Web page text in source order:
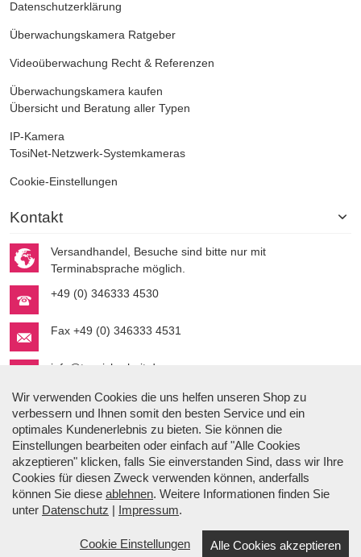
Datenschutzerklärung
Überwachungskamera Ratgeber
Videoüberwachung Recht & Referenzen
Überwachungskamera kaufen
Übersicht und Beratung aller Typen
IP-Kamera
TosiNet-Netzwerk-Systemkameras
Cookie-Einstellungen
Kontakt
Versandhandel, Besuche sind bitte nur mit
Terminabsprache möglich.
+49 (0) 346333 4530
Fax +49 (0) 346333 4531
info@topsicherheit.de
Stefan Gmyrek
Der Autor.
Wir verwenden Cookies die uns helfen unseren Shop zu
verbessern und Ihnen somit den besten Service und ein
optimales Kundenerlebnis zu bieten. Sie können die
Einstellungen bearbeiten oder einfach auf "Alle Cookies
akzeptieren" klicken, falls Sie einverstanden Sind, dass wir Ihre
Cookies für diesen Zweck verwenden können, anderfalls
können Sie diese ablehnen. Weitere Informationen finden Sie
unter Datenschutz | Impressum.
Cookie Einstellungen Alle Cookies akzeptieren